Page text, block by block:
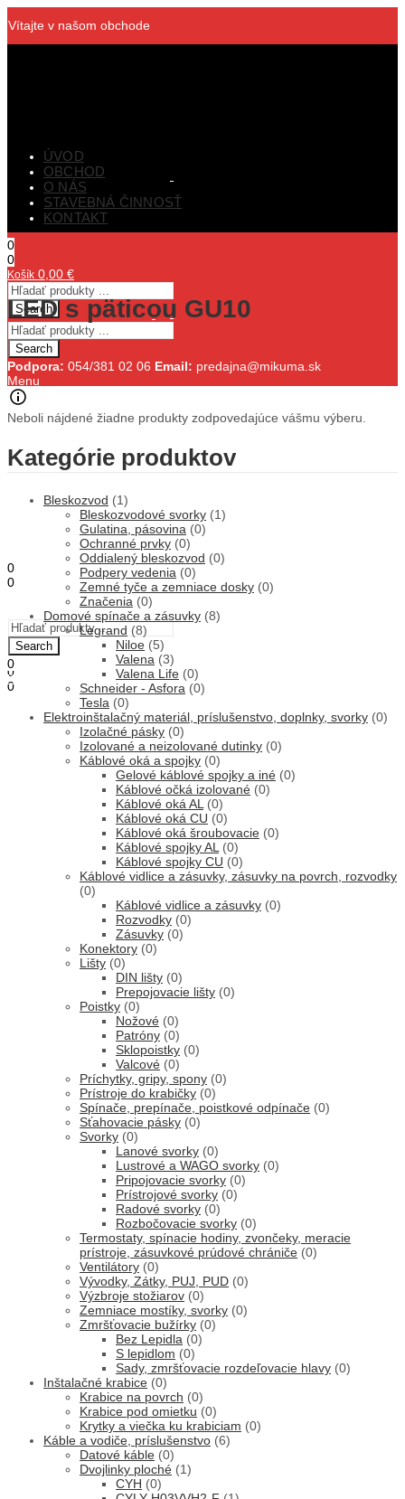
Vítajte v našom obchode
Search
Podpora: 054/381 02 06 Email: predajna@mikuma.sk
Menu
0
0
0,00€
ÚVOD
OBCHOD
O NÁS
STAVEBNÁ ČINNOSŤ
KONTAKT
0
0
Košík 0,00 €
Search
OBCHOD
O NÁS
STAVEBNÁ ČINNOSŤ
KONTAKT
0
0
€
Search
0
Košík
LED s päticou GU10
Neboli nájdené žiadne produkty zodpovedajúce vášmu výberu.
Kategórie produktov
Bleskozvod (1)
Bleskozvodové svorky (1)
Gulatina, pásovina (0)
Ochranné prvky (0)
Oddialený bleskozvod (0)
Podpery vedenia (0)
Zemné tyče a zemniace dosky (0)
Značenia (0)
Domové spínače a zásuvky (8)
Legrand (8)
Niloe (5)
Valena (3)
Valena Life (0)
Schneider - Asfora (0)
Tesla (0)
Elektroinštalačný materiál, príslušenstvo, doplnky, svorky (0)
Izolačné pásky (0)
Izolované a neizolované dutinky (0)
Káblové oká a spojky (0)
Gelové káblové spojky a iné (0)
Káblové očká izolované (0)
Káblové oká AL (0)
Káblové oká CU (0)
Káblové oká šroubovacie (0)
Káblové spojky AL (0)
Káblové spojky CU (0)
Káblové vidlice a zásuvky, zásuvky na povrch, rozvodky
(0)
Káblové vidlice a zásuvky (0)
Rozvodky (0)
Zásuvky (0)
Konektory (0)
Lišty (0)
DIN lišty (0)
Prepojovacie lišty (0)
Poistky (0)
Nožové (0)
Patróny (0)
Sklopoistky (0)
Valcové (0)
Príchytky, gripy, spony (0)
Prístroje do krabičky (0)
Spínače, prepínače, poistkové odpínače (0)
Sťahovacie pásky (0)
Svorky (0)
Lanové svorky (0)
Lustrové a WAGO svorky (0)
Pripojovacie svorky (0)
Prístrojové svorky (0)
Radové svorky (0)
Rozbočovacie svorky (0)
Termostaty, spínacie hodiny, zvončeky, meracie
prístroje, zásuvkové prúdové chrániče (0)
Ventilátory (0)
Vývodky, Zátky, PUJ, PUD (0)
Výzbroje stožiarov (0)
Zemniace mostíky, svorky (0)
Zmršťovacie bužírky (0)
Bez Lepidla (0)
S lepidlom (0)
Sady, zmršťovacie rozdeľovacie hlavy (0)
Inštalačné krabice (0)
Krabice na povrch (0)
Krabice pod omietku (0)
Krytky a viečka ku krabiciam (0)
Káble a vodiče, príslušenstvo (6)
Datové káble (0)
Dvojlinky ploché (1)
CYH (0)